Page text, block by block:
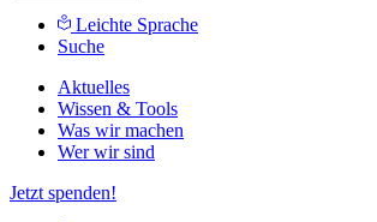
Leichte Sprache
Suche
Aktuelles
Wissen & Tools
Was wir machen
Wer wir sind
Jetzt spenden!